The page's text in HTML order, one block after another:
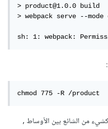
> product@1.0.0 build
> webpack serve --mode
sh: 1: webpack:
chmod 775 -R /product
من الشائع بين الأوساط ,